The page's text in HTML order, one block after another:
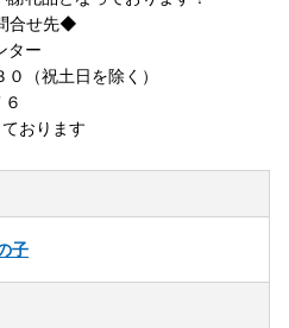
合せ先◆
ター
（祝土日を除く）
おります
子